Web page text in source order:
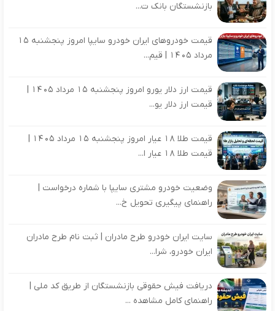
بازنشستگان بانک ت...
قیمت خودروهای ایران خودرو سایپا امروز پنجشنبه 15
مرداد 1405 | قیم...
قیمت ارز دلار یورو امروز پنجشنبه 15 مرداد 1405 |
قیمت ارز دلار یو...
قیمت طلا 18 عیار امروز پنجشنبه 15 مرداد 1405 |
قیمت طلا 18 عیار ا...
وضعیت خودرو مشتری سایپا با شماره درخواست |
راهنمای پیگیری تحویل خ...
سایت ایران خودرو طرح مادران | ثبت نام طرح مادران
ایران خودرو، شرا...
دریافت فیش حقوقی بازنشستگان از طریق کد ملی |
راهنمای کامل مشاهده ...